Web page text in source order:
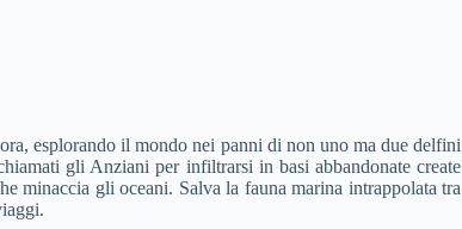
esplorando il mondo nei panni di non uno ma due delfini
gli Anziani per infiltrarsi in basi abbandonate create
minaccia gli oceani. Salva la fauna marina intrappolata tra